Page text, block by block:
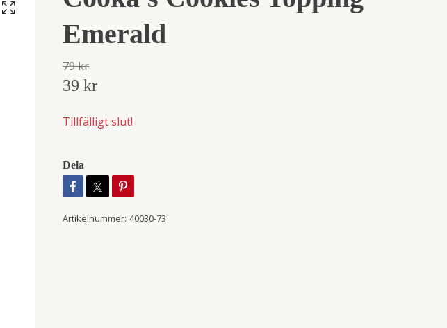
Emerald
79 kr
39 kr
Tillfälligt slut!
Dela
Artikelnummer: 40030-73